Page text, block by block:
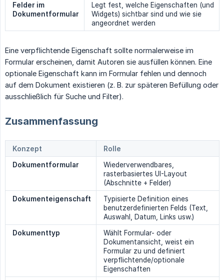
Felder im
Dokumentformular
Legt fest, welche Eigenschaften (und
Widgets) sichtbar sind und wie sie
angeordnet werden
Eine verpflichtende Eigenschaft sollte normalerweise im
Formular erscheinen, damit Autoren sie ausfüllen können. Eine
optionale Eigenschaft kann im Formular fehlen und dennoch
auf dem Dokument existieren (z. B. zur späteren Befüllung oder
ausschließlich für Suche und Filter).
Zusammenfassung
Konzept
Rolle
Dokumentformular
Wiederverwendbares,
rasterbasiertes UI-Layout
(Abschnitte + Felder)
Dokumenteigenschaft
Typisierte Definition eines
benutzerdefinierten Felds (Text,
Auswahl, Datum, Links usw.)
Dokumenttyp
Wählt Formular- oder
Dokumentansicht, weist ein
Formular zu und definiert
verpflichtende/optionale
Eigenschaften